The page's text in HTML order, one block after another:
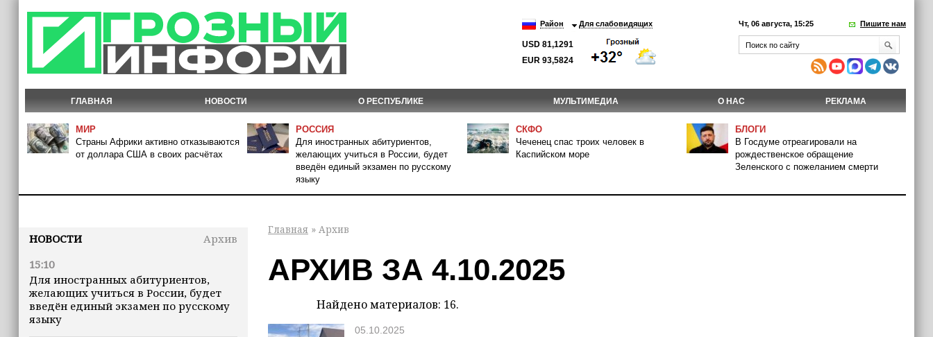
Район Для слабовидящих
USD 81,1291
EUR 93,5824
Чт, 06 августа, 15:25 Пишите нам
ГЛАВНАЯ НОВОСТИ О РЕСПУБЛИКЕ МУЛЬТИМЕДИА О НАС РЕКЛАМА
МИР
Страны Африки активно отказываются
от доллара США в своих расчётах
РОССИЯ
Для иностранных абитуриентов,
желающих учиться в России, будет
введён единый экзамен по русскому
языку
СКФО
Чеченец спас троих человек в
Каспийском море
БЛОГИ
В Госдуме отреагировали на
рождественское обращение
Зеленского с пожеланием смерти
НОВОСТИ
Архив
15:10
Для иностранных абитуриентов,
желающих учиться в России, будет
введён единый экзамен по русскому
языку
Главная » Архив
АРХИВ ЗА 4.10.2025
Найдено материалов: 16.
05.10.2025